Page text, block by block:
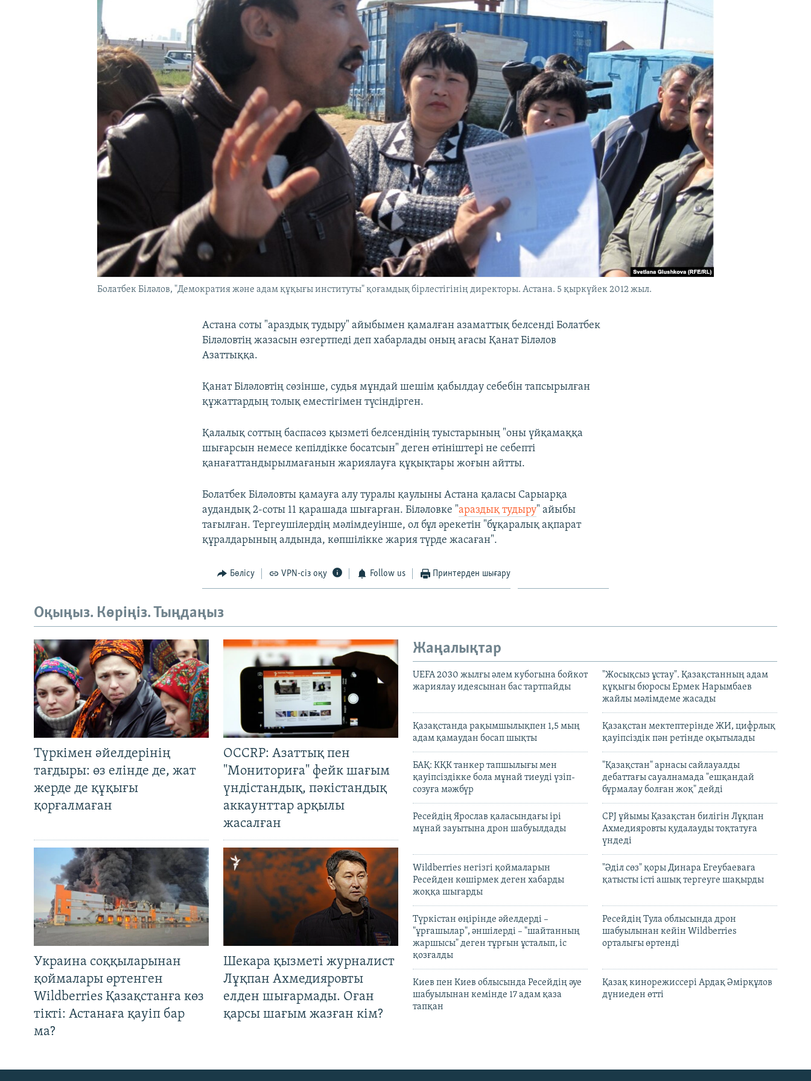
Болатбек Біләлов, "Демократия және адам құқығы институты" қоғамдық бірлестігінің директоры. Aстана. 5 қыркүйек 2012 жыл.
Астана соты "араздық тудыру" айыбымен қамалған азаматтық белсенді Болатбек
Біләловтің жазасын өзгертпеді деп хабарлады оның ағасы Қанат Біләлов
Азаттыққа.
Қанат Біләловтің сөзінше, судья мұндай шешім қабылдау себебін тапсырылған
құжаттардың толық еместігімен түсіндірген.
​Қалалық соттың баспасөз қызметі белсендінің туыстарының "оны үйқамаққа
шығарсын немесе кепілдікке босатсын" деген өтініштері не себепті
қанағаттандырылмағанын жариялауға құқықтары жоғын айтты.
Болатбек Біләловты қамауға алу туралы қаулыны​ Астана қаласы Сарыарқа
аудандық 2-соты 11 қарашада шығарған. Біләловке "араздық тудыру" айыбы
тағылған. Тергеушілердің мәлімдеуінше, ол бұл әрекетін "бұқаралық ақпарат
құралдарының алдында, көпшілікке жария түрде жасаған".
Бөлісу VPN-сіз оқу Follow us Принтерден шығару
Оқыңыз. Көріңіз. Тыңдаңыз
Түркімен әйелдерінің
тағдыры: өз елінде де, жат
жерде де құқығы
қорғалмаған
OCCRP: Азаттық пен
"Мониториға" фейк шағым
үндістандық, пәкістандық
аккаунттар арқылы
жасалған
Украина соққыларынан
қоймалары өртенген
Wildberries Қазақстанға көз
тікті: Астанаға қауіп бар
ма?
Шекара қызметі журналист
Лұқпан Ахмедияровты
елден шығармады. Оған
қарсы шағым жазған кім?
Жаңалықтар
UEFA 2030 жылғы әлем кубогына бойкот
жариялау идеясынан бас тартпайды
"Жосықсыз ұстау". Қазақстанның адам
құқығы бюросы Ермек Нарымбаев
жайлы мәлімдеме жасады
Қазақстанда рақымшылықпен 1,5 мың
адам қамаудан босап шықты
Қазақстан мектептерінде ЖИ, цифрлық
қауіпсіздік пән ретінде оқытылады
БАҚ: КҚК танкер тапшылығы мен
қауіпсіздікке бола мұнай тиеуді үзіп-
созуға мәжбүр
"Қазақстан" арнасы сайлауалды
дебаттағы сауалнамада "ешқандай
бұрмалау болған жоқ" дейді
Ресейдің Ярослав қаласындағы ірі
мұнай зауытына дрон шабуылдады
CPJ ұйымы Қазақстан билігін Лұқпан
Ахмедияровты қудалауды тоқтатуға
үндеді
Wildberries негізгі қоймаларын
Ресейден көшірмек деген хабарды
жоққа шығарды
"Әділ сөз" қоры Динара Егеубаеваға
қатысты істі ашық тергеуге шақырды
Түркістан өңірінде әйелдерді –
"ұрғашылар", әншілерді – "шайтанның
жаршысы" деген тұрғын ұсталып, іс
қозғалды
Ресейдің Тула облысында дрон
шабуылынан кейін Wildberries
орталығы өртенді
Киев пен Киев облысында Ресейдің әуе
шабуылынан кемінде 17 адам қаза
тапқан
Қазақ кинорежиссері Ардақ Әмірқұлов
дүниеден өтті